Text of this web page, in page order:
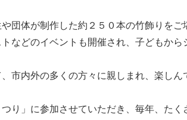
団体が制作した約２５０本の竹飾りを
などのイベントも開催され、子どもか
市内外の多くの方々に親しまれ、楽し
り」に参加させていただき、毎年、たく